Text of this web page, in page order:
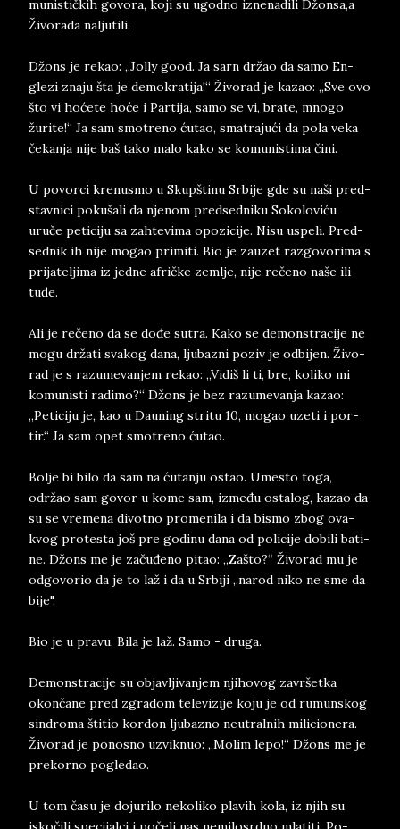
mu­ni­stičkih go­vo­ra, koji su ugod­no iz­ne­na­di­li Džonsa,a
Živo­ra­da ­nal­ju­ti­li.
Džon­s je­ re­kao: „Jolly good. Ja ­sarn držao da samo En­
gle­zi zna­ju šta je de­mo­kra­ti­ja!“ Živo­rad je ka­zao: „Sve ovo
što vi hoćete hoće i Par­ti­ja, samo se vi, bra­te, mno­go
žuri­te!“ Ja sam smo­tre­no ćutao, sma­tra­jući da pola veka
čekan­ja nije baš tako malo kako se ko­mu­ni­sti­ma čini.
U po­vor­ci kre­nu­smo u Skup­šti­nu Sr­bi­je gde su naši pred­
stav­ni­ci po­ku­ša­li da nje­nom pred­sed­ni­ku So­ko­lo­vi­ću
uruče pe­ti­ci­ju sa zah­te­vi­ma opo­zi­cije. Nisu uspe­li. Pred­
sed­nik ih nije mo­gao pri­mi­ti. Bi­o je­ za­u­zet raz­go­vo­ri­ma s
pri­ja­tel­ji­ma iz jed­ne afrič­ke zem­lje, nije rečeno naše ili
tuđe.
Ali je rečeno da se dođe sut­ra. Kako se de­mon­stra­ci­je ne
mogu držati sva­kog dana, lju­ba­zni po­zi­v je od­bi­jen. Živo­
ra­d je s raz­u­me­van­jem re­kao: „Vidiš li ti, bre, ko­li­ko mi
ko­mu­ni­sti ra­di­mo?“ Džons je bez raz­u­me­van­ja ka­zao:
„Pe­ti­ci­ju ­je, kao u Da­u­ning stri­tu 10, mo­ga­o ­u­ze­ti i por­
tir.“ Ja sam opet smo­tre­no ćutao.
Bol­je bi bilo da sam na ćutan­ju ostao. Ume­sto toga,
održao sam go­vor u kome sam, između osta­log, ka­zao da
su se vre­me­na di­vot­no pro­me­ni­la i da bi­smo zbog ova­
kvog pro­te­sta još pre go­di­nu dana od po­li­ci­je do­bi­li ba­ti­
ne. Džons me je začuđeno pi­tao: „Za­š­to?“ Živo­rad mu je
od­go­vo­rio da je to laž i da u Sr­bi­ji „na­rod niko ne sme da
bije".
Bio je u pra­vu. Bila je laž. Samo - dru­ga.
De­mon­stra­ci­je su ob­jav­ljivan­jem nji­ho­vog za­vr­šet­ka
okončane pred zgra­dom te­le­vi­zi­je koju je od ru­mun­skog
sin­dro­ma šti­tio kor­don lju­ba­zno ne­u­tralnih mi­li­ci­o­ne­ra.
Ži­vo­ra­d je po­no­sno uz­vik­nuo: „Mo­lim lepo!“ Džons me je
prekor­no po­gle­dao.
U tom času je do­ju­ri­lo ne­ko­li­ko pla­vih kola, iz njih su